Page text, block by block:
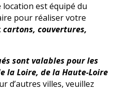
est équipé du
pour réaliser votre
cartons, couvertures,
sont valables pour les
la Loire, de la Haute-Loire
d’autres villes, veuillez